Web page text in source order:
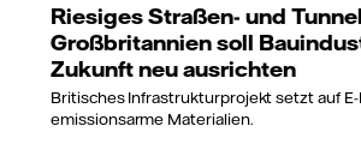
Riesiges Straßen- und
Großbritannien soll
Zukunft neu ausrichten
Britisches Infrastrukturprojekt setzt auf
emissionsarme Materialien.